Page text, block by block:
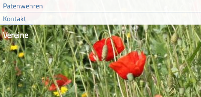
Patenwehren
Kontakt
Vereine